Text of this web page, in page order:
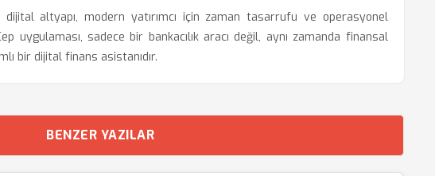
dijital altyapı, modern yatırımcı için zaman tasarrufu ve operasyonel
uygulaması, sadece bir bankacılık aracı değil, aynı zamanda finansal
bir dijital finans asistanıdır.
BENZER YAZILAR